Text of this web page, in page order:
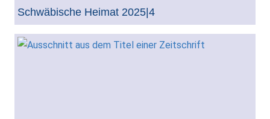
Schwäbische Heimat 2025|4